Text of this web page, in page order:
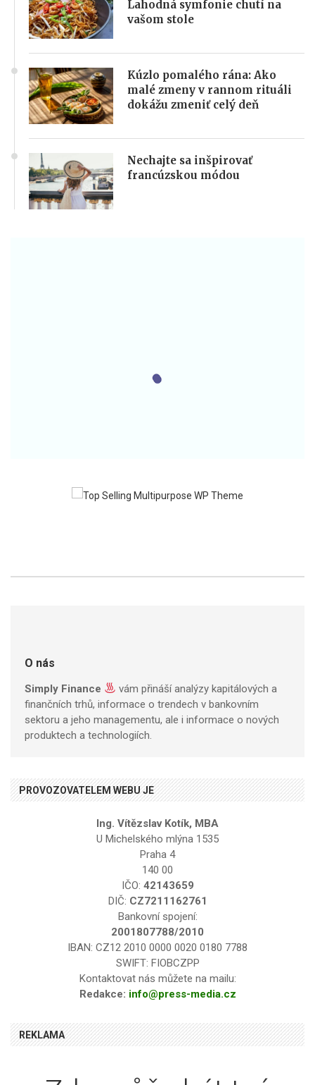
Lahodná symfonie chutí na
vašom stole
Kúzlo pomalého rána: Ako
malé zmeny v rannom rituáli
dokážu zmeniť celý deň
Nechajte sa inšpirovať
francúzskou módou
O nás
Simply Finance
vám přináší analýzy kapitálových a
finančních trhů, informace o trendech v bankovním
sektoru a jeho managementu, ale i informace o nových
produktech a technologiích.
PROVOZOVATELEM WEBU JE
Ing. Vítězslav Kotík, MBA
U Michelského mlýna 1535
Praha 4
140 00
IČO: 42143659
DIČ: CZ7211162761
Bankovní spojení:
2001807788/2010
IBAN: CZ12 2010 0000 0020 0180 7788
SWIFT: FIOBCZPP
Kontaktovat nás můžete na mailu:
Redakce: info@press-media.cz
REKLAMA